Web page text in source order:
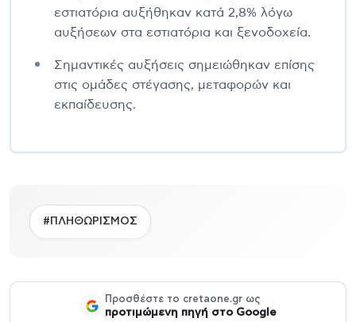
εστιατόρια αυξήθηκαν κατά 2,8% λόγω
αυξήσεων στα εστιατόρια και ξενοδοχεία.
Σημαντικές αυξήσεις σημειώθηκαν επίσης
στις ομάδες στέγασης, μεταφορών και
εκπαίδευσης.
#ΠΛΗΘΩΡΙΣΜΟΣ
Προσθέστε το cretaone.gr ως
προτιμώμενη πηγή στο Google